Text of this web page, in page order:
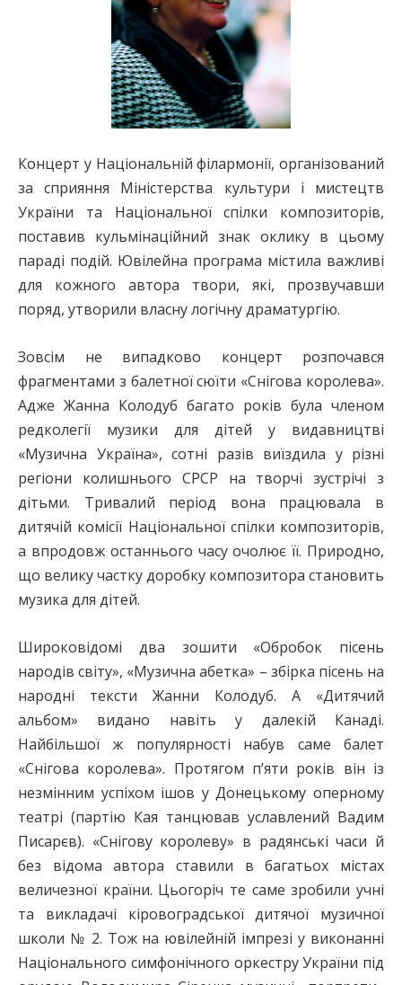
Концерт у Національній філармонії, організований
за сприяння Міністерства культури і мистецтв
України та Національної спілки композиторів,
поставив кульмінаційний знак оклику в цьому
параді подій. Ювілейна програма містила важливі
для кожного автора твори, які, прозвучавши
поряд, утворили власну логічну драматургію.
Зовсім не випадково концерт розпочався
фрагментами з балетної сюїти «Снігова королева».
Адже Жанна Колодуб багато років була членом
редколегії музики для дітей у видавництві
«Музична Україна», сотні разів виїздила у різні
регіони колишнього СРСР на творчі зустрічі з
дітьми. Тривалий період вона працювала в
дитячій комісії Національної спілки композиторів,
а впродовж останнього часу очолює її. Природно,
що велику частку доробку композитора становить
музика для дітей.
Широковідомі два зошити «Обробок пісень
народів світу», «Музична абетка» – збірка пісень на
народні тексти Жанни Колодуб. А «Дитячий
альбом» видано навіть у далекій Канаді.
Найбільшої ж популярності набув саме балет
«Снігова королева». Протягом п’яти років він із
незмінним успіхом ішов у Донецькому оперному
театрі (партію Кая танцював уславлений Вадим
Писарєв). «Снігову королеву» в радянські часи й
без відома автора ставили в багатьох містах
величезної країни. Цьогоріч те саме зробили учні
та викладачі кіровоградської дитячої музичної
школи № 2. Тож на ювілейній імпрезі у виконанні
Національного симфонічного оркестру України під